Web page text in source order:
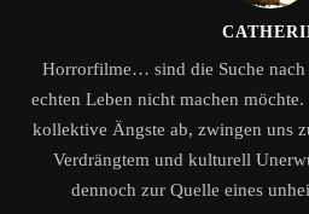
Horrorfilme… sind die Suche nach
echten Leben nicht machen
kollektive Ängste ab, zwingen uns
Verdrängtem und kulturell
dennoch zur Quelle eines